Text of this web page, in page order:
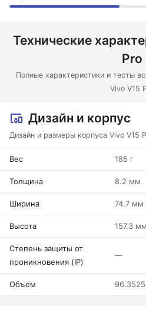
Технические
Pro
Полные характеристики и тесты
Vivo V15
Дизайн и корпус
Дизайн и размеры корпуса Vivo V15
Вес 185 г
Толщина 8.2 мм
Ширина 74.7 мм
Высота 157.3 мм
Степень защиты от
проникновения (IP)
—
Объем